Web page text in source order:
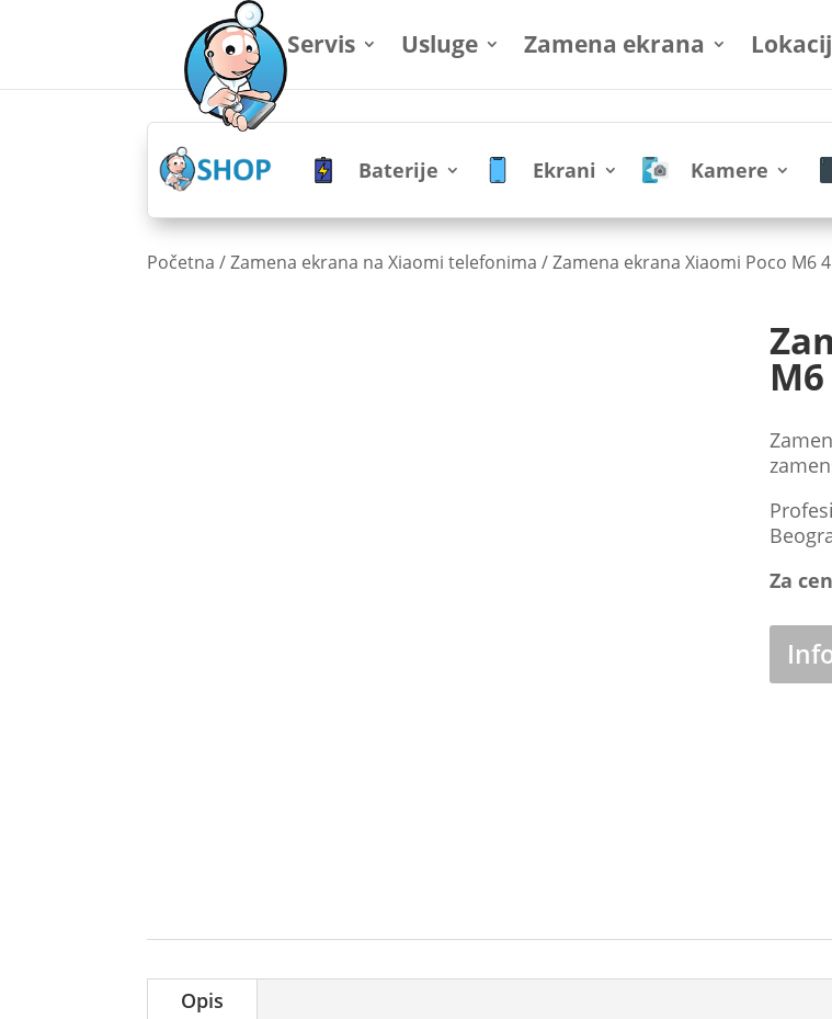
Servis Usluge Zamena ekrana
Baterije Ekrani Kamere
Početna /Zamena ekrana na Xiaomi telefonima / Zamena ekrana Xiaomi Poco M6
Za
Opis